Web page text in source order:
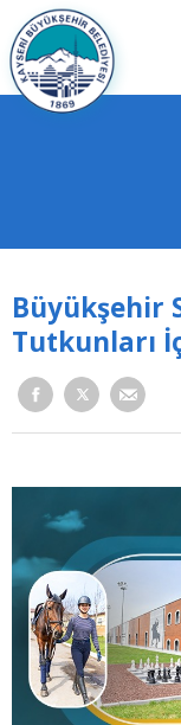
Büyükşehir
Tutkunları